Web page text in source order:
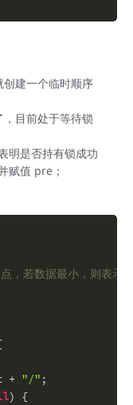
建一个临时顺序
目前处于等待锁
明是否持有锁成功
赋值 pre；
，若数据最小，则表示
+ "/" ;
) {